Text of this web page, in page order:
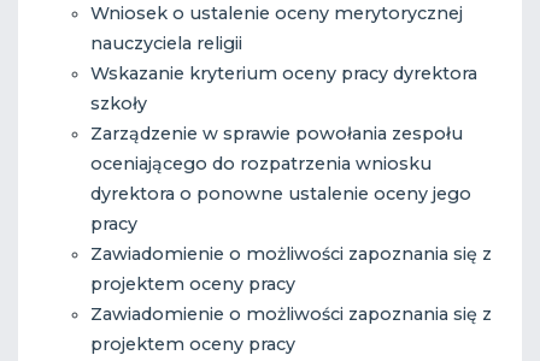
Wniosek o ustalenie oceny merytorycznej
nauczyciela religii
Wskazanie kryterium oceny pracy dyrektora
szkoły
Zarządzenie w sprawie powołania zespołu
oceniającego do rozpatrzenia wniosku
dyrektora o ponowne ustalenie oceny jego
pracy
Zawiadomienie o możliwości zapoznania się z
projektem oceny pracy
Zawiadomienie o możliwości zapoznania się z
projektem oceny pracy